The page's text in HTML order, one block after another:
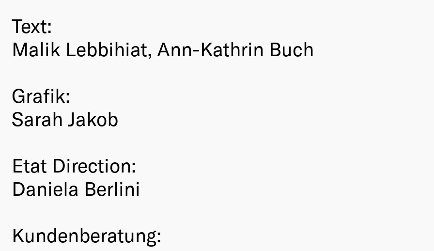
Text:
Malik Lebbihiat, Ann-Kathrin Buch
Grafik:
Sarah Jakob
Etat Direction:
Daniela Berlini
Kundenberatung: